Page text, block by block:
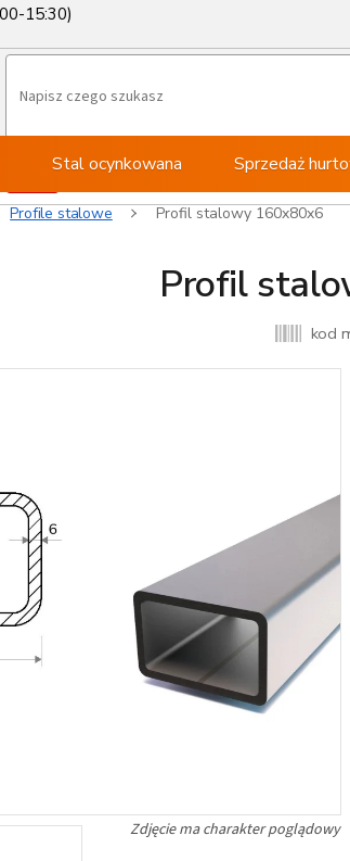
Stal ocynkowana Sprzedaż
Profile stalowe Profil stalowy 160x80x6
Profil
kod